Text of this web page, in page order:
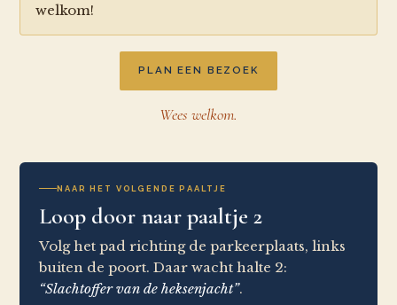
welkom!
PLAN EEN BEZOEK
Wees welkom.
NAAR HET VOLGENDE PAALTJE
Loop door naar paaltje 2
Volg het pad richting de parkeerplaats, links
buiten de poort. Daar wacht halte 2:
“Slachtoffer van de heksenjacht”.